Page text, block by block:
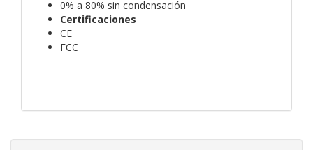
0% a 80% sin condensación
Certificaciones
CE
FCC